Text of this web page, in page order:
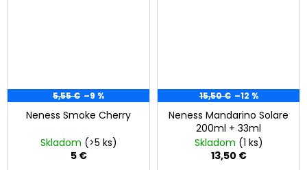
5,55 € –9 %
Neness Smoke Cherry
Skladom (>5 ks)
5 €
15,50 € –12 %
Neness Mandarino Solare
200ml + 33ml
Skladom (1 ks)
13,50 €